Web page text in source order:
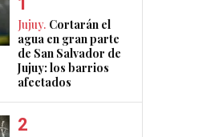
Jujuy. Cortarán el
agua en gran parte
de San Salvador de
Jujuy: los barrios
afectados